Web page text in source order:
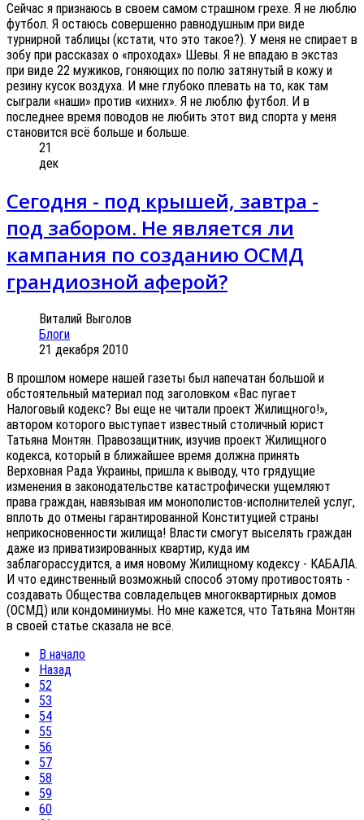
Сейчас я признаюсь в своем самом страшном грехе. Я не люблю
футбол. Я остаюсь совершенно равнодушным при виде
турнирной таблицы (кстати, что это такое?). У меня не спирает в
зобу при рассказах о «проходах» Шевы. Я не впадаю в экстаз
при виде 22 мужиков, гоняющих по полю затянутый в кожу и
резину кусок воздуха. И мне глубоко плевать на то, как там
сыграли «наши» против «ихних». Я не люблю футбол. И в
последнее время поводов не любить этот вид спорта у меня
становится всё больше и больше.
21
дек
Сегодня - под крышей, завтра -
под забором. Не является ли
кампания по созданию ОСМД
грандиозной аферой?
Виталий Выголов
Блоги
21 декабря 2010
В прошлом номере нашей газеты был напечатан большой и
обстоятельный материал под заголовком «Вас пугает
Налоговый кодекс? Вы еще не читали проект Жилищного!»,
автором которого выступает известный столичный юрист
Татьяна Монтян. Правозащитник, изучив проект Жилищного
кодекса, который в ближайшее время должна принять
Верховная Рада Украины, пришла к выводу, что грядущие
изменения в законодательстве катастрофически ущемляют
права граждан, навязывая им монополистов-исполнителей услуг,
вплоть до отмены гарантированной Конституцией страны
неприкосновенности жилища! Власти смогут выселять граждан
даже из приватизированных квартир, куда им
заблагорассудится, а имя новому Жилищному кодексу - КАБАЛА.
И что единственный возможный способ этому противостоять -
создавать Общества совладельцев многоквартирных домов
(ОСМД) или кондоминиумы. Но мне кажется, что Татьяна Монтян
в своей статье сказала не всё.
В начало
Назад
52
53
54
55
56
57
58
59
60